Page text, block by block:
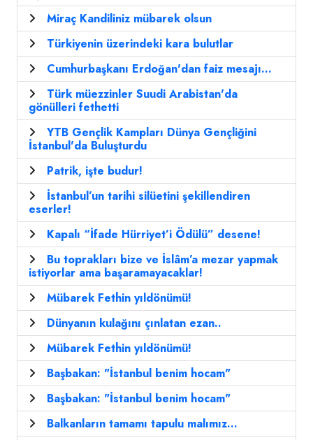
Miraç Kandiliniz mübarek olsun
Türkiyenin üzerindeki kara bulutlar
Cumhurbaşkanı Erdoğan'dan faiz mesajı...
Türk müezzinler Suudi Arabistan'da
gönülleri fethetti
YTB Gençlik Kampları Dünya Gençliğini
İstanbul'da Buluşturdu
Patrik, işte budur!
İstanbul’un tarihi silüetini şekillendiren
eserler!
Kapalı “İfade Hürriyet’i Ödülü” desene!
Bu toprakları bize ve İslâm’a mezar yapmak
istiyorlar ama başaramayacaklar!
Mübarek Fethin yıldönümü!
Dünyanın kulağını çınlatan ezan..
Mübarek Fethin yıldönümü!
Başbakan: "İstanbul benim hocam"
Başbakan: "İstanbul benim hocam"
Balkanların tamamı tapulu malımız...